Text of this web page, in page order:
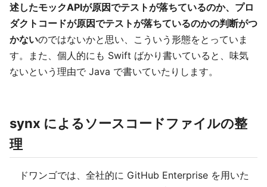
述したモックAPIが原因でテストが落ちているのか、プロ
ダクトコードが原因でテストが落ちているのかの判断がつ
かないのではないかと思い、こういう形態をとっていま
す。また、個人的にも Swift ばかり書いていると、味気
ないという理由で Java で書いていたりします。
synx によるソースコードファイルの整
理
ドワンゴでは、全社的に GitHub Enterprise を用いた